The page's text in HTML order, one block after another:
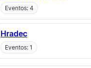
Eventos: 4
Hradec
Eventos: 1